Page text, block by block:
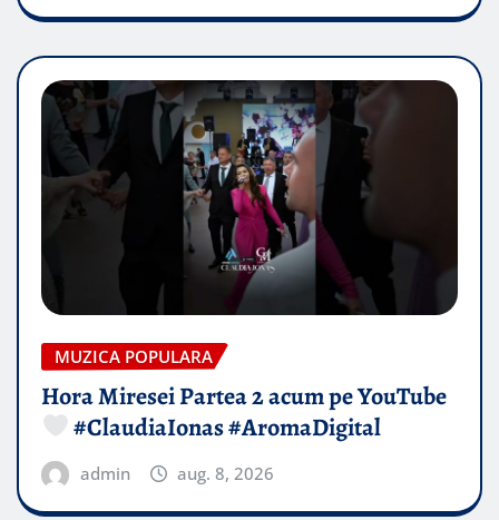
MUZICA POPULARA
Hora Miresei Partea 2 acum pe YouTube
#ClaudiaIonas #AromaDigital
admin aug. 8, 2026